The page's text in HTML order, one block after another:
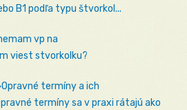
B1 podľa typu štvorkol...
vp na
viest stvorkolku?
termíny a ich
termíny sa v praxi rátajú ako